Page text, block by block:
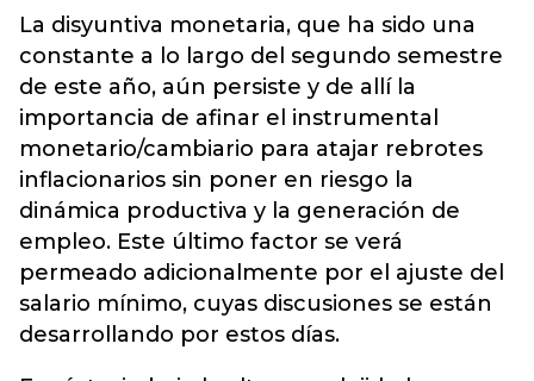
La disyuntiva monetaria, que ha sido una
constante a lo largo del segundo semestre
de este año, aún persiste y de allí la
importancia de afinar el instrumental
monetario/cambiario para atajar rebrotes
inflacionarios sin poner en riesgo la
dinámica productiva y la generación de
empleo. Este último factor se verá
permeado adicionalmente por el ajuste del
salario mínimo, cuyas discusiones se están
desarrollando por estos días.